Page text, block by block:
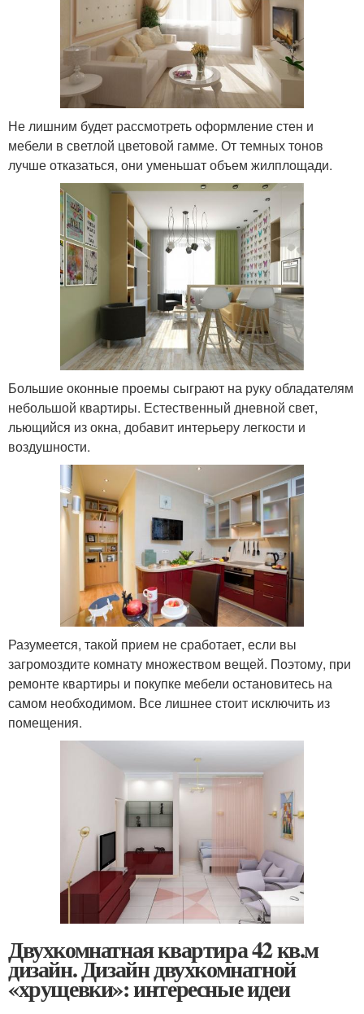
Не лишним будет рассмотреть оформление стен и
мебели в светлой цветовой гамме. От темных тонов
лучше отказаться, они уменьшат объем жилплощади.
Большие оконные проемы сыграют на руку обладателям
небольшой квартиры. Естественный дневной свет,
льющийся из окна, добавит интерьеру легкости и
воздушности.
Разумеется, такой прием не сработает, если вы
загромоздите комнату множеством вещей. Поэтому, при
ремонте квартиры и покупке мебели остановитесь на
самом необходимом. Все лишнее стоит исключить из
помещения.
Двухкомнатная квартира 42 кв.м
дизайн. Дизайн двухкомнатной
«хрущевки»: интересные идеи